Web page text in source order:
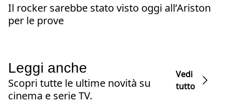
Il rocker sarebbe stato visto oggi all’Ariston
per le prove
Leggi anche
Scopri tutte le ultime novità su
cinema e serie TV.
Vedi
tutto